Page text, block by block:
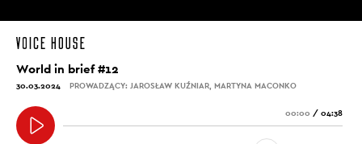
World in brief #12
30.03.2024 PROWADZĄCY: JAROSŁAW KUŹNIAR, MARTYNA MACONKO
00:00 / 04:38